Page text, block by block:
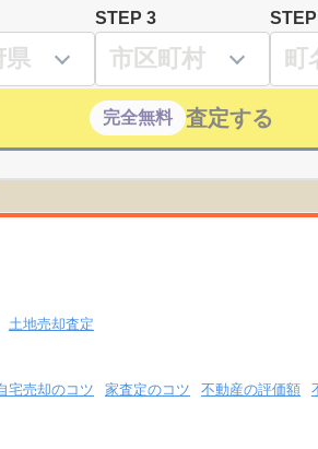
STEP 3
完全無料 査定する
土地売却査定
宅売却のコツ 家査定のコツ 不動産の評価額